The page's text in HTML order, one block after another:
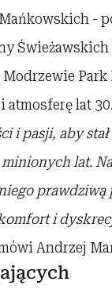
-
Świeżawskich
atmosferę lat
i pasji, aby
lat.
prawdziwą
i
Andrzej